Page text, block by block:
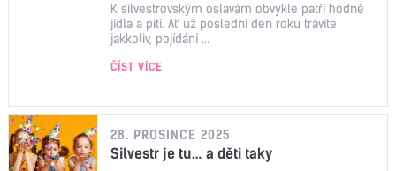
K silvestrovským oslavám obvykle patří hodně
jídla a pití. Ať už poslední den roku trávíte
jakkoliv, pojídání ...
ČÍST VÍCE
28. PROSINCE 2025
Silvestr je tu… a děti taky